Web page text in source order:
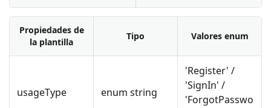
Propiedades de
la plantilla
Tipo Valores enum
usageType enum string
'Register' /
'SignIn' /
'ForgotPasswo